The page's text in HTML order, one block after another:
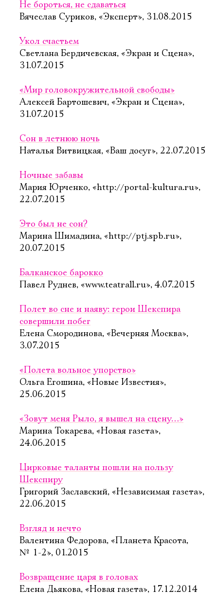
Не бороться, не сдаваться
Вячеслав Суриков, «Эксперт», 31.08.2015
Укол счастьем
Светлана Бердичевская, «Экран и Сцена»,
31.07.2015
«Мир головокружительной свободы»
Алексей Бартошевич, «Экран и Сцена»,
31.07.2015
Сон в летнюю ночь
Наталья Витвицкая, «Ваш досуг», 22.07.2015
Ночные забавы
Мария Юрченко, «http://portal-kultura.ru»,
22.07.2015
Это был не сон?
Марина Шимадина, «http://ptj.spb.ru»,
20.07.2015
Балканское барокко
Павел Руднев, «www.teatrall.ru», 4.07.2015
Полет во сне и наяву: герои Шекспира
совершили побег
Елена Смородинова, «Вечерняя Москва»,
3.07.2015
«Полета вольное упорство»
Ольга Егошина, «Новые Известия»,
25.06.2015
«Зовут меня Рыло, я вышел на сцену…»
Марина Токарева, «Новая газета»,
24.06.2015
Цирковые таланты пошли на пользу
Шекспиру
Григорий Заславский, «Независимая газета»,
22.06.2015
Взгляд и нечто
Валентина Федорова, «Планета Красота,
№ 1-2», 01.2015
Возвращение царя в головах
Елена Дьякова, «Новая газета», 17.12.2014